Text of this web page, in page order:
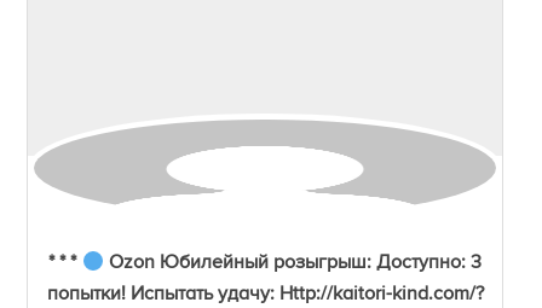
* * *
Ozon Юбилейный розыгрыш: Доступно: 3
попытки! Испытать удачу: Http://kaitori-kind.com/?